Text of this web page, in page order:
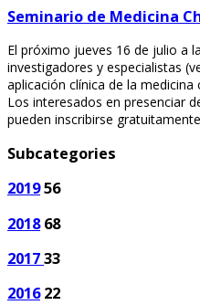
Seminario de Medicina
El próximo jueves 16 de julio a
investigadores y especialistas
aplicación clínica de la medicina
Los interesados en presenciar
pueden inscribirse
Subcategories
201956
2018 68
201733
2016 22